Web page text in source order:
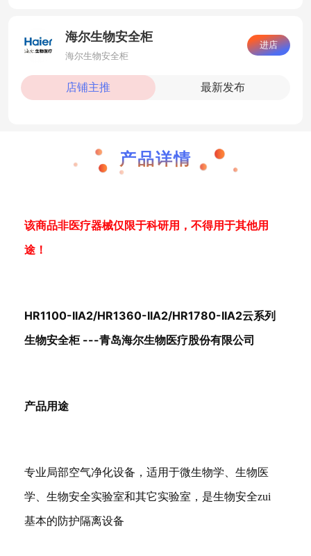
海尔生物安全柜
海尔生物安全柜
进店
店铺主推 最新发布
产品详情
该商品非医疗器械仅限于科研用，不得用于其他用
途！
HR1100-IIA2/HR1360-IIA2/HR1780-IIA2云系列
生物安全柜 ---青岛海尔生物医疗股份有限公司
产品用途
专业局部空气净化设备，适用于微生物学、生物医
学、生物安全实验室和其它实验室，是生物安全zui
基本的防护隔离设备